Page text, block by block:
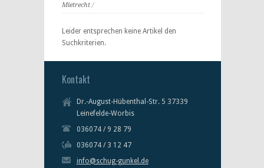
Mietrecht/
Leider entsprechen keine Artikel den
Suchkriterien.
Kontakt
Dr.-August-Hübenthal-Str. 5 37339
Leinefelde-Worbis
036074 / 9 28 79
036074 / 3 12 47
info@schug-gunkel.de